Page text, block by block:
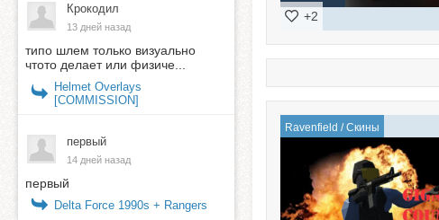
+2
Ravenfield /Скины
Крокодил
13 дней назад
типо шлем только визуально
чтото делает или физиче...
Helmet Overlays
[COMMISSION]
первый
14 дней назад
первый
Delta Force 1990s + Rangers